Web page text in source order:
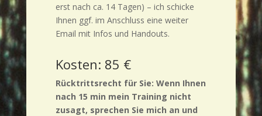
erst nach ca. 14 Tagen) – ich schicke
Ihnen ggf. im Anschluss eine weiter
Email mit Infos und Handouts.
Kosten: 85 €
Rücktrittsrecht für Sie: Wenn Ihnen
nach 15 min mein Training nicht
zusagt, sprechen Sie mich an und